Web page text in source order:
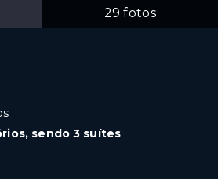
29 fotos
sendo 3 suítes